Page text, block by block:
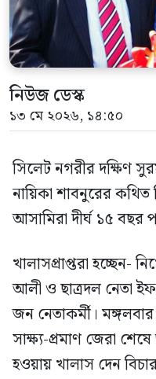
নিউজ ডেস্ক
১৩ মে ২০২৬, ১৪:৫০
সিলেট নগরীর দক্ষিণ
নায়িকা শাবনুরের কথিত
আসামিরা দীর্ঘ ১৫ বছর
খালাসপ্রাপ্তরা হচ্ছেন-
আলী ও ছাত্রদল নেতা
জন নেতাকর্মী।
সাক্ষ্য-প্রমাণ জেরা শেষে
হওয়ায় খালাস দেন